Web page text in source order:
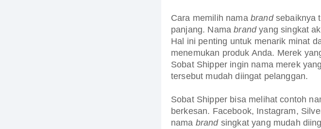
Cara memilih nama brandsebaiknya
panjang. Namabrandyang singkat
Hal ini penting untuk menarik minat
menemukan produk Anda. Merek
Sobat Shipper ingin nama merek
tersebut mudah diingat pelanggan.
Sobat Shipper bisa melihat contoh
berkesan. Facebook, Instagram,
nama brandsingkat yang mudah